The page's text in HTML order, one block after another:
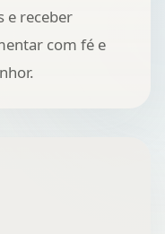
e receber
com fé e